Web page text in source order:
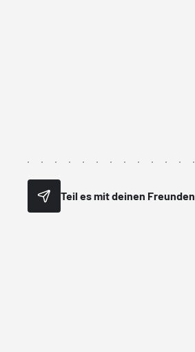
Teil es mit deinen Freunden